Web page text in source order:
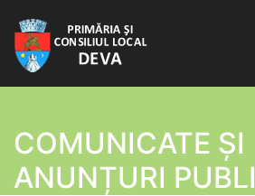
COMUNICATE ŞI
ANUNȚURI